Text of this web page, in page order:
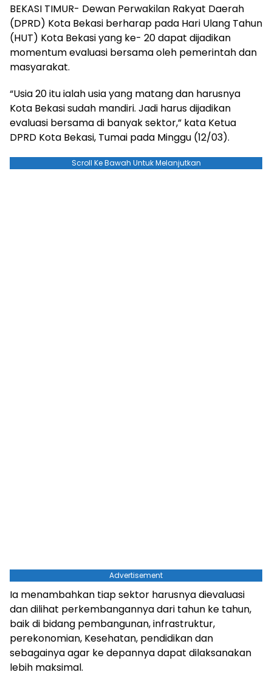
BEKASI TIMUR- Dewan Perwakilan Rakyat Daerah
(DPRD) Kota Bekasi berharap pada Hari Ulang Tahun
(HUT) Kota Bekasi yang ke- 20 dapat dijadikan
momentum evaluasi bersama oleh pemerintah dan
masyarakat.
“Usia 20 itu ialah usia yang matang dan harusnya
Kota Bekasi sudah mandiri. Jadi harus dijadikan
evaluasi bersama di banyak sektor,” kata Ketua
DPRD Kota Bekasi, Tumai pada Minggu (12/03).
Scroll Ke Bawah Untuk Melanjutkan
Advertisement
Ia menambahkan tiap sektor harusnya dievaluasi
dan dilihat perkembangannya dari tahun ke tahun,
baik di bidang pembangunan, infrastruktur,
perekonomian, Kesehatan, pendidikan dan
sebagainya agar ke depannya dapat dilaksanakan
lebih maksimal.